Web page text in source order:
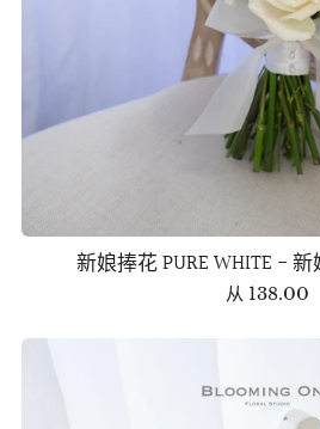
新娘捧花 PURE WHITE -
从 138.00